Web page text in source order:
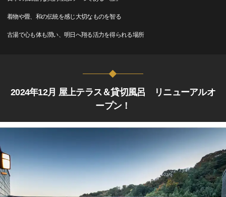
着物や畳、和の伝統を感じ大切なものを智る
古湯で心も体も潤い、明日へ翔る活力を得られる場所
2024年12月 屋上テラス＆貸切風呂 リニューアルオ
ープン！